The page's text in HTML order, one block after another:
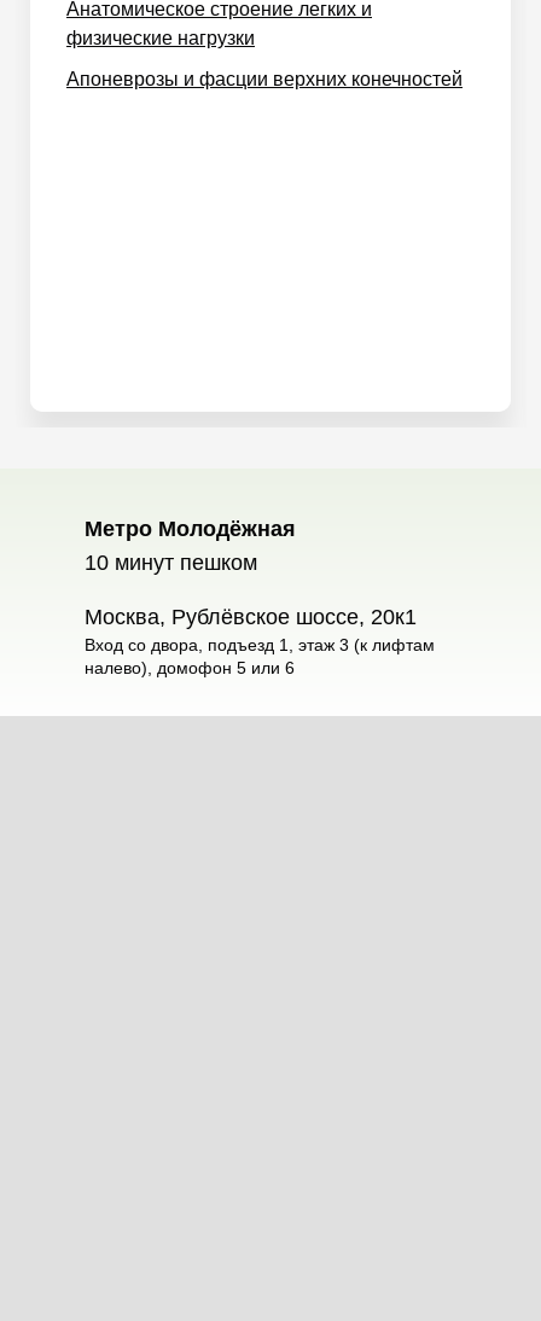
Анатомическое строение легких и
физические нагрузки
Апоневрозы и фасции верхних конечностей
Метро Молодёжная
10 минут пешком
Москва, Рублёвское шоссе, 20к1
Вход со двора, подъезд 1, этаж 3 (к лифтам
налево), домофон 5 или 6